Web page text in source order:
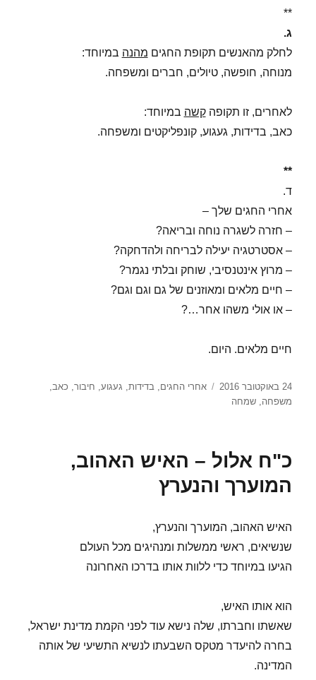
**
ג.
לחלק מהאנשים תקופת החגים מהנה במיוחד:
מנוחה, חופשה, טיולים, חברים ומשפחה.
לאחרים, זו תקופהקשה במיוחד:
כאב, בדידות, געגוע, קונפליקטים ומשפחה.
**
ד.
אחרי החגים שלך –
– חזרה לשגרה נוחה ובריאה?
– אסטרטגיה יעילה לבריחה ולהדחקה?
– מרוץ אינטנסיבי, שוחק ובלתי נגמר?
– חיים מלאים ומאוזנים של גם וגם וגם?
– או אולי משהו אחר…?
חיים מלאים. היום.
פורסם
בתאריך
24 באוקטובר 2016 תגיות
אחרי החגים,בדידות, געגוע, חיבור, כאב,
משפחה,שמחה
כ"ח אלול – האיש האהוב,
המוערך והנערץ
האיש האהוב, המוערך והנערץ,
שנשיאים, ראשי ממשלות ומנהיגים מכל העולם
הגיעו במיוחד כדי ללוות אותו בדרכו האחרונה
הוא אותו האיש,
שאשתו וחברתו, שלה נישא עוד לפני הקמת מדינת ישראל,
בחרה להיעדר מטקס השבעתו לנשיא התשיעי של אותה
המדינה.